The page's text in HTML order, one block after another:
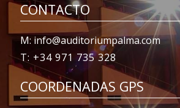
CONTACTO
M: info@auditoriumpalma.com
T: +34 971 735 328
COORDENADAS GPS